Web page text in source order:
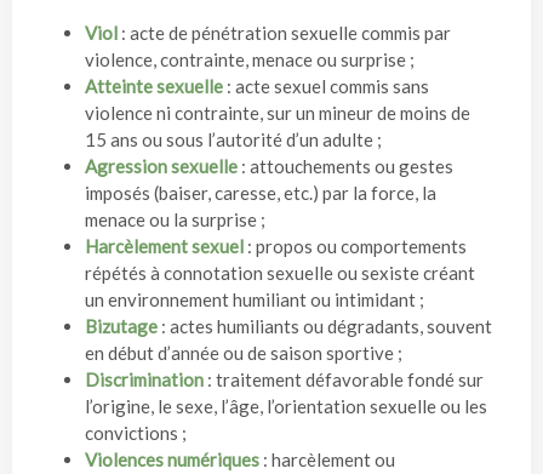
Viol : acte de pénétration sexuelle commis par
violence, contrainte, menace ou surprise ;
Atteinte sexuelle : acte sexuel commis sans
violence ni contrainte, sur un mineur de moins de
15 ans ou sous l’autorité d’un adulte ;
Agression sexuelle : attouchements ou gestes
imposés (baiser, caresse, etc.) par la force, la
menace ou la surprise ;
Harcèlement sexuel : propos ou comportements
répétés à connotation sexuelle ou sexiste créant
un environnement humiliant ou intimidant ;
Bizutage : actes humiliants ou dégradants, souvent
en début d’année ou de saison sportive ;
Discrimination : traitement défavorable fondé sur
l’origine, le sexe, l’âge, l’orientation sexuelle ou les
convictions ;
Violences numériques : harcèlement ou